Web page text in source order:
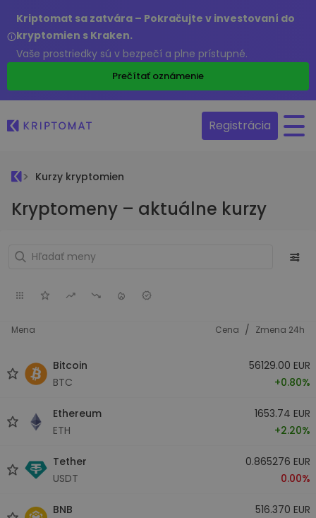
Kriptomat sa zatvára – Pokračujte v investovaní do
kryptomien s Kraken.
Vaše prostriedky sú v bezpečí a plne prístupné.
Prečítať oznámenie
Registrácia
Kurzy kryptomien
Kryptomeny – aktuálne kurzy
Mena Cena / Zmena 24h
Bitcoin
BTC
56129.00 EUR
+0.80%
Ethereum
ETH
1653.74 EUR
+2.20%
Tether
USDT
0.865276 EUR
0.00%
BNB
516.370 EUR